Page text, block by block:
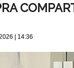
| 14:36